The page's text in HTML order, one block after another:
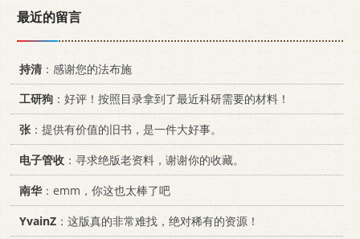
最近的留言
持清：感谢您的法布施
工研狗 ：好评！按照目录拿到了最近科研需要的材料！
张：提供有价值的旧书，是一件大好事。
电子管收 ：寻求绝版老资料，谢谢你的收藏。
南华：emm，你这也太棒了吧
YvainZ ：这版真的非常难找，绝对稀有的资源！